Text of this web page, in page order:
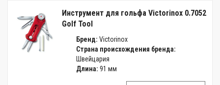
Инструмент для гольфа Victorinox 0.7052
Golf Tool
Бренд: Victorinox
Страна происхождения бренда:
Швейцария
Длина: 91 мм